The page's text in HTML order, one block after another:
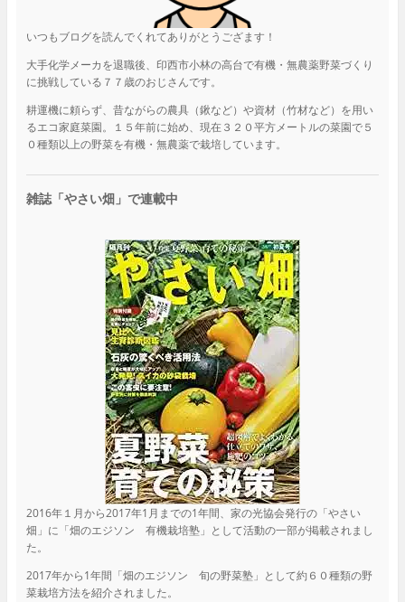
いつもブログを読んでくれてありがとうござます！
大手化学メーカを退職後、印西市小林の高台で有機・無農薬野菜づくり
に挑戦している７７歳のおじさんです。
耕運機に頼らず、昔ながらの農具（鍬など）や資材（竹材など）を用い
るエコ家庭菜園。１５年前に始め、現在３２０平方メートルの菜園で５
０種類以上の野菜を有機・無農薬で栽培しています。
雑誌「やさい畑」で連載中
2016年１月から2017年1月までの1年間、家の光協会発行の「やさい
畑」に「畑のエジソン 有機栽培塾」として活動の一部が掲載されまし
た。
2017年から1年間「畑のエジソン 旬の野菜塾」として約６０種類の野
菜栽培方法を紹介されました。